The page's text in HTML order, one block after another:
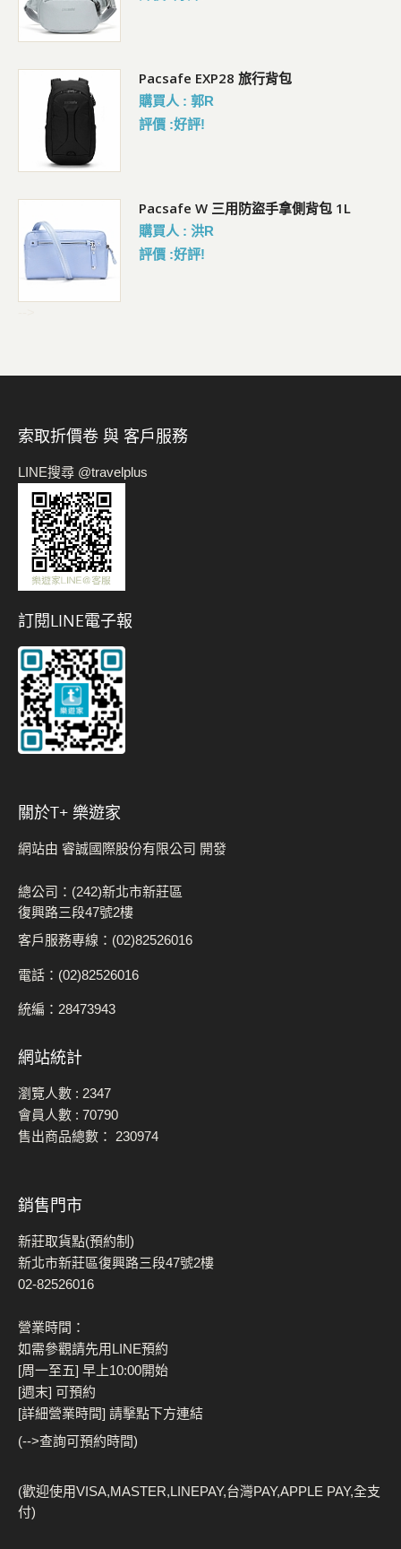
Pacsafe EXP28 旅行背包
購買人 : 郭R
評價 :好評!
Pacsafe W 三用防盜手拿側背包 1L
購買人 : 洪R
評價 :好評!
索取折價卷 與 客戶服務
LINE搜尋 @travelplus
訂閱LINE電子報
關於t+ 樂遊家
網站由 睿誠國際股份有限公司 開發
總公司：(242)新北市新莊區
復興路三段47號2樓
客戶服務專線：(02)82526016
電話：(02)82526016
統編：28473943
網站統計
瀏覽人數 : 2347
會員人數 : 70790
售出商品總數： 230974
銷售門市
新莊取貨點(預約制)
新北市新莊區復興路三段47號2樓
02-82526016
營業時間：
如需參觀請先用LINE預約
[周一至五] 早上10:00開始
[週末] 可預約
[詳細營業時間] 請擊點下方連結
(-->查詢可預約時間)
(歡迎使用VISA,MASTER,LINEPAY,台灣PAY,APPLE PAY,全支
付)